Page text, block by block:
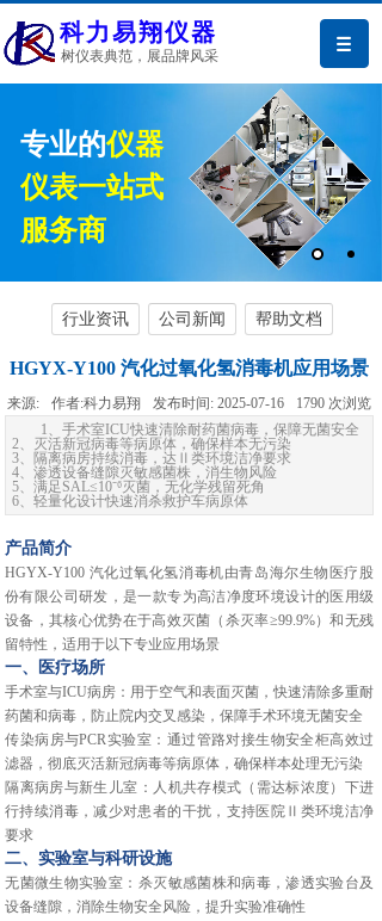
科力易翔仪器
树仪表典范，展品牌风采
专业的仪器
仪表一站式
服务商
行业资讯 公司新闻 帮助文档
HGYX-Y100 汽化过氧化氢消毒机应用场景
来源: 作者:科力易翔 发布时间: 2025-07-16 1790 次浏览
​​1、手术室ICU快速清除耐药菌病毒，保障无菌安全
​​2、灭活新冠病毒等病原体，确保样本无污染
​​3、隔离病房持续消毒，达Ⅱ类环境洁净要求
​​4、渗透设备缝隙灭敏感菌株，消生物风险
​​5、满足SAL≤10⁻⁶灭菌，无化学残留死角
​​6、轻量化设计快速消杀救护车病原体
产品简介
HGYX-Y100 汽化过氧化氢消毒机由青岛海尔生物医疗股
份有限公司研发，是一款专为高洁净度环境设计的医用级
设备，其核心优势在于高效灭菌（杀灭率≥99.9%）和无残
留特性，适用于以下专业应用场景‌
一、医疗场所
‌手术室与ICU病房‌：用于空气和表面灭菌，快速清除多重耐
药菌和病毒，防止院内交叉感染，保障手术环境无菌安全‌
‌传染病房与PCR实验室‌：通过管路对接生物安全柜高效过
滤器，彻底灭活新冠病毒等病原体，确保样本处理无污染‌
‌隔离病房与新生儿室‌：人机共存模式（需达标浓度）下进
行持续消毒，减少对患者的干扰，支持医院Ⅱ类环境洁净
要求‌
二、实验室与科研设施
‌无菌微生物实验室‌：杀灭敏感菌株和病毒，渗透实验台及
设备缝隙，消除生物安全风险，提升实验准确性‌